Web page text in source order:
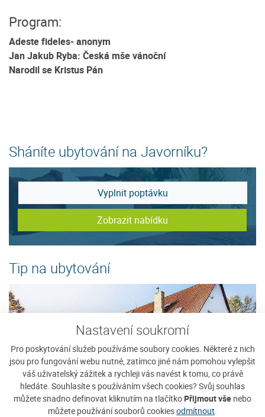
Nastavení soukromí
Pro poskytování služeb používáme soubory cookies. Některé z nich
jsou pro fungování webu nutné, zatímco jiné nám pomohou vylepšit
váš uživatelský zážitek a rychleji vás navést k tomu, co právě
hledáte. Souhlasíte s používáním všech cookies? Svůj souhlas
můžete snadno definovat kliknutím na tlačítko Přijmout vše nebo
můžete používání souborů cookiesodmítnout.
Program:
Adeste fideles- anonym
Jan Jakub Ryba: Česká mše vánoční
Narodil se Kristus Pán
Sháníte ubytování na Javorníku?
Vyplnit poptávku
Zobrazit nabídku
Tip na ubytování